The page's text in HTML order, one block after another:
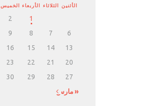
الأثنين الثلاثاء الأربعاء الخميس
1
2
6
7
8
9
13
14
15
16
20
21
22
23
27
28
29
30
« مارس